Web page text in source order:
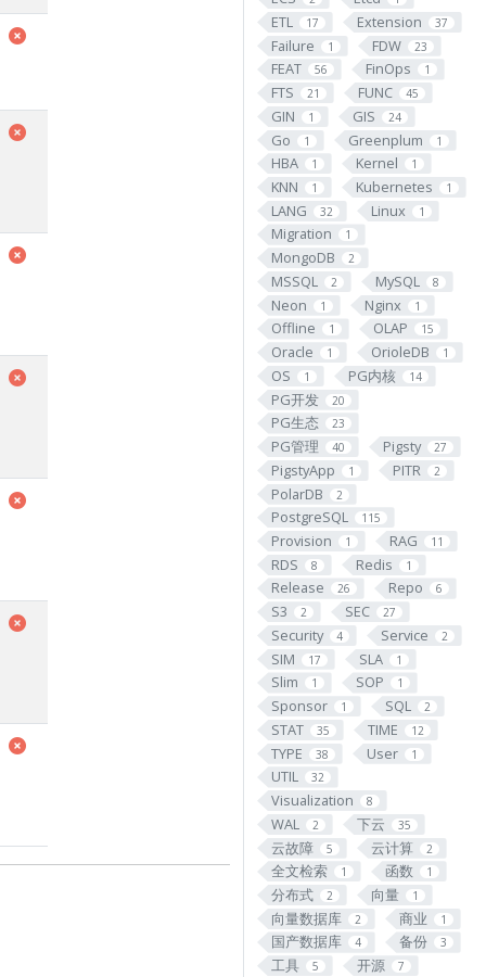
ETL 17 Extension 37
Failure 1 FDW 23
FEAT 56 FinOps 1
FTS 21 FUNC 45
GIN 1 GIS 24
Go 1 Greenplum 1
HBA 1 Kernel 1
KNN 1 Kubernetes 1
LANG 32 Linux 1
Migration 1
MongoDB 2
MSSQL 2 MySQL 8
Neon 1 Nginx 1
Offline 1 OLAP 15
Oracle 1 OrioleDB 1
OS 1 PG内核 14
PG开发 20
PG生态 23
PG管理 40 Pigsty 27
PigstyApp 1 PITR 2
PolarDB 2
PostgreSQL 115
Provision 1 RAG 11
RDS 8 Redis 1
Release 26 Repo 6
S3 2 SEC 27
Security 4 Service 2
SIM 17 SLA 1
Slim 1 SOP 1
Sponsor 1 SQL 2
STAT 35 TIME 12
TYPE 38 User 1
UTIL 32
Visualization 8
WAL 2 下云 35
云故障 5 云计算 2
全文检索 1 函数 1
分布式 2 向量 1
向量数据库 2 商业 1
国产数据库 4 备份 3
工具 5 开源 7